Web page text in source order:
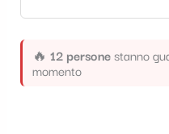
🔥 12 personestanno
momento
o
r